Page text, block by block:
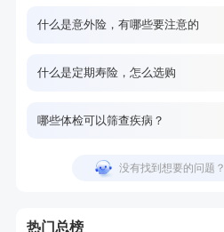
什么是意外险，有哪些要注意的
什么是定期寿险，怎么选购
哪些体检可以筛查疾病？
没有找到想要的问题？
热门总榜